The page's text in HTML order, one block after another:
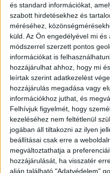
és standard információkat,
szabott hirdetésekhez és
méréséhez,
küld. Az Ön engedélyével mi
módszerrel szerzett pontos
információkat is
hozzájárulhat ahhoz, hogy mi
leírtak szerint adatkezelést
hozzájárulás megadása vagy
információkhoz juthat, és
Felhívjuk figyelmét, hogy
kezeléséhez nem feltétlenül
jogában áll tiltakozni az ilyen
beállításai csak erre a
megváltoztathatja a
hozzájárulását, ha visszatér
alján található "Adatvédelem"
„Idén is csak résztvevőként
és jó volt látni, hogy a
voltak az értékelés során.
lehetősége és felelőssége
minőségre figyeljen oda
mellett a hitelesség, az
legyen a fő értékelési
MPRSZ ebben is magasra
foglalta össze Sztaniszláv
A Nemzetközi kategória
többi helyezett is nagyobb
toplistáján: az ezüst 20, az
pontot ér, 4-szeres